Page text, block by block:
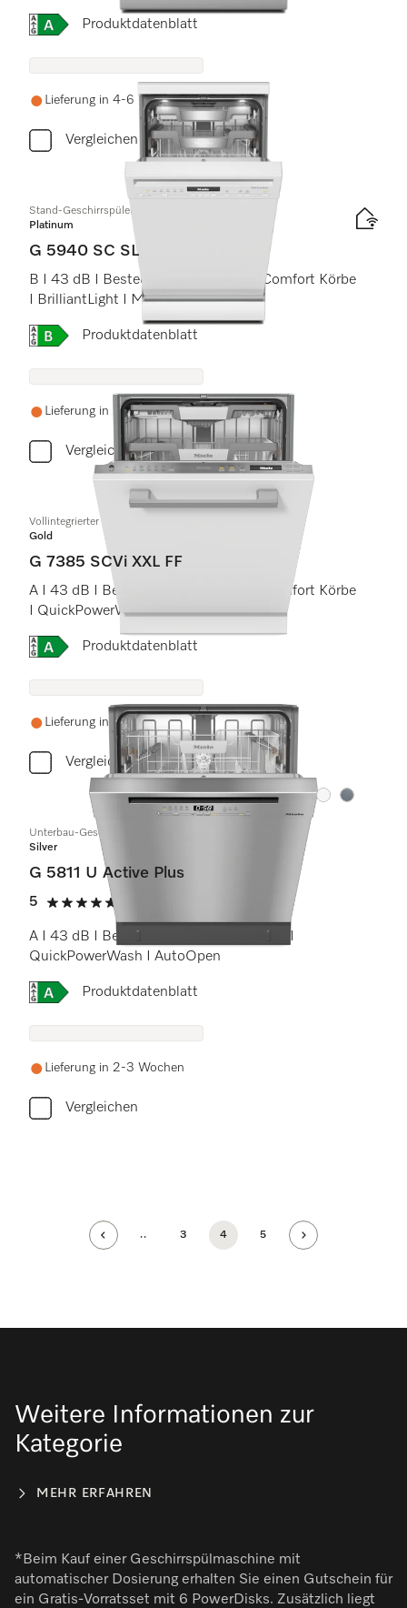
Onlinelabel Image, Energielabel
Produktdatenblatt
Lieferung in 4-6 Wochen
Vergleichen
Stand-Geschirrspüler 45cm
Platinum
G 5940 SC SL
B I 43 dB I Besteckschublade I MaxiComfort Körbe
I BrilliantLight I Miele@home
Onlinelabel Image, Energielabel
Produktdatenblatt
Lieferung in 2-3 Wochen
Vergleichen
Vollintegrierter Geschirrspüler XXL
Gold
G 7385 SCVi XXL FF
A I 43 dB I Besteckschublade I ExtraComfort Körbe
I QuickPowerWash I FrontFit
Onlinelabel Image, Energielabel
Produktdatenblatt
Lieferung in 2-3 Wochen
Vergleichen
Farbe:Farbe:
Unterbau-Geschirrspüler
Silver
G 5811 U Active Plus
5
5 von 5 Sternen
A I 43 dB I Besteckkorb I Comfort Körbe I
QuickPowerWash I AutoOpen
Onlinelabel Image, Energielabel
Produktdatenblatt
Lieferung in 2-3 Wochen
Vergleichen
.. 3 4 5
Weitere Informationen zur
Kategorie
MEHR ERFAHREN
*Beim Kauf einer Geschirrspülmaschine mit
automatischer Dosierung erhalten Sie einen Gutschein für
ein Gratis-Vorratsset mit 6 PowerDisks. Zusätzlich liegt